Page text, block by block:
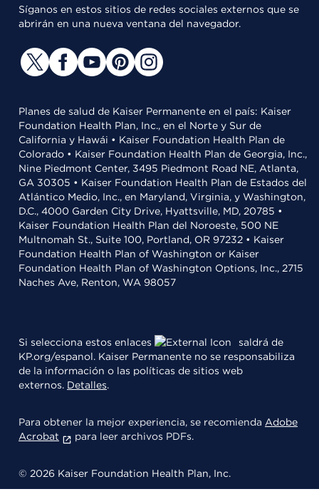
Síganos en estos sitios de redes sociales externos que se
abrirán en una nueva ventana del navegador.
Planes de salud de Kaiser Permanente en el país: Kaiser
Foundation Health Plan, Inc., en el Norte y Sur de
California y Hawái • Kaiser Foundation Health Plan de
Colorado • Kaiser Foundation Health Plan de Georgia, Inc.,
Nine Piedmont Center, 3495 Piedmont Road NE, Atlanta,
GA 30305 • Kaiser Foundation Health Plan de Estados del
Atlántico Medio, Inc., en Maryland, Virginia, y Washington,
D.C., 4000 Garden City Drive, Hyattsville, MD, 20785 •
Kaiser Foundation Health Plan del Noroeste, 500 NE
Multnomah St., Suite 100, Portland, OR 97232 • Kaiser
Foundation Health Plan of Washington or Kaiser
Foundation Health Plan of Washington Options, Inc., 2715
Naches Ave, Renton, WA 98057
Si selecciona estos enlaces
saldrá de
KP.org/espanol. Kaiser Permanente no se responsabiliza
de la información o las políticas de sitios web
externos. Detalles.
Para obtener la mejor experiencia, se recomienda Adobe
Acrobat
para leer archivos PDFs.
© 2026 Kaiser Foundation Health Plan, Inc.